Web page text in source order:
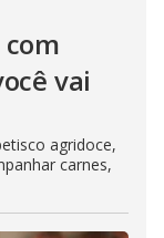
vai
agridoce,
carnes,